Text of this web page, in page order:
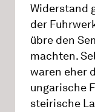
Widerstand
der
übre den
machten.
waren eher
ungarische
steirische